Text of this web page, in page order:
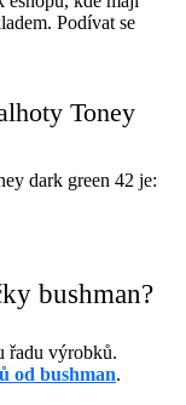
Podívat se
Toney
dark green 42 je:
bushman?
řadu výrobků.
od bushman.